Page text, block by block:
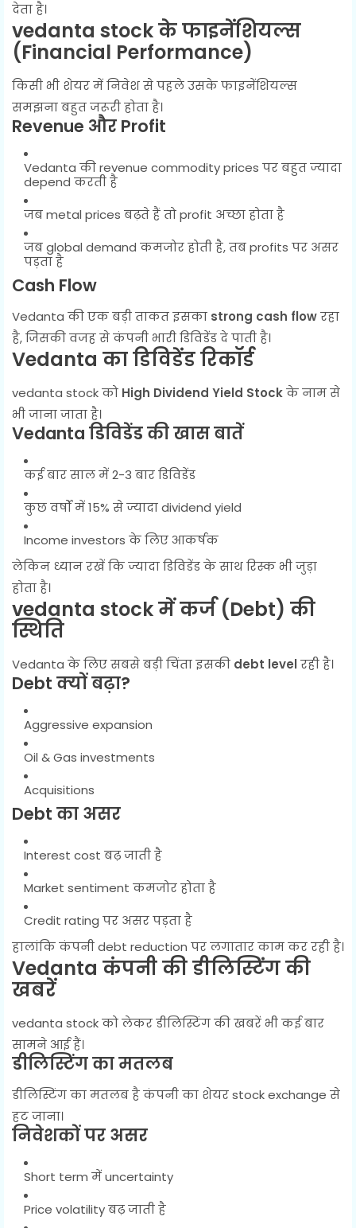
देता है।
vedanta stock के फाइनेंशियल्स
(Financial Performance)
किसी भी शेयर में निवेश से पहले उसके फाइनेंशियल्स
समझना बहुत जरूरी होता है।
Revenue और Profit
Vedanta की revenue commodity prices पर बहुत ज्यादा
depend करती है
जब metal prices बढ़ते हैं तो profit अच्छा होता है
जब global demand कमजोर होती है, तब profits पर असर
पड़ता है
Cash Flow
Vedanta की एक बड़ी ताकत इसका strong cash flowरहा
है, जिसकी वजह से कंपनी भारी डिविडेंड दे पाती है।
Vedanta का डिविडेंड रिकॉर्ड
vedanta stock को High Dividend Yield Stockके नाम से
भी जाना जाता है।
Vedanta डिविडेंड की खास बातें
कई बार साल में 2-3 बार डिविडेंड
कुछ वर्षों में 15% से ज्यादा dividend yield
Income investors के लिए आकर्षक
लेकिन ध्यान रखें कि ज्यादा डिविडेंड के साथ रिस्क भी जुड़ा
होता है।
vedanta stock में कर्ज (Debt) की
स्थिति
Vedanta के लिए सबसे बड़ी चिंता इसकी debt levelरही है।
Debt क्यों बढ़ा?
Aggressive expansion
Oil & Gas investments
Acquisitions
Debt का असर
Interest cost बढ़ जाती है
Market sentiment कमजोर होता है
Credit rating पर असर पड़ता है
हालांकि कंपनी debt reduction पर लगातार काम कर रही है।
Vedanta कंपनी की डीलिस्टिंग की
खबरें
vedanta stock को लेकर डीलिस्टिंग की खबरें भी कई बार
सामने आई हैं।
डीलिस्टिंग का मतलब
डीलिस्टिंग का मतलब है कंपनी का शेयर stock exchange से
हट जाना।
निवेशकों पर असर
Short term में uncertainty
Price volatility बढ़ जाती है